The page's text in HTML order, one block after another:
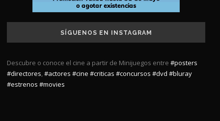
SÍGUENOS EN INSTAGRAM
Descubre o conoce el cine a partir de Minijuegos entre #posters
#directores,#actores #cine #criticas #concursos #dvd #bluray
#estrenos #movies